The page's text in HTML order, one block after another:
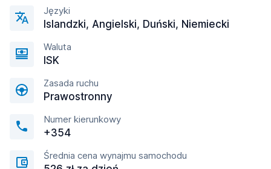
Języki
Islandzki, Angielski, Duński, Niemiecki
Waluta
ISK
Zasada ruchu
Prawostronny
Numer kierunkowy
+354
Średnia cena wynajmu samochodu